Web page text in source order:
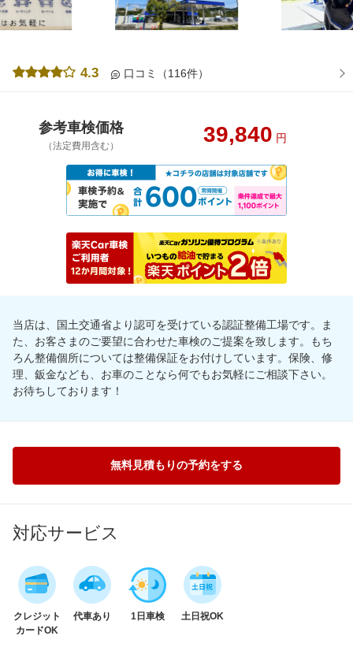
4.3 口コミ（116件）
参考車検価格
（法定費用含む） 39,840 円
当店は、国土交通省より認可を受けている認証整備工場です。ま
た、お客さまのご要望に合わせた車検のご提案を致します。もち
ろん整備個所については整備保証をお付けしています。保険、修
理、鈑金なども、お車のことなら何でもお気軽にご相談下さい。
お待ちしております！
無料見積もりの予約をする
対応サービス
クレジット
カードOK
代車あり 1日車検 土日祝OK